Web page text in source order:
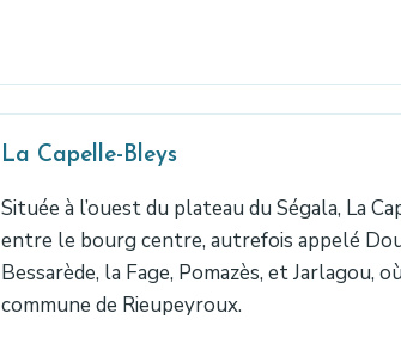
La Capelle-Bleys
Située à l’ouest du plateau du Ségala, La
entre le bourg centre, autrefois appelé
Bessarède, la Fage, Pomazès, et Jarlagou,
commune de Rieupeyroux.